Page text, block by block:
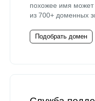
похожее имя может
из 700+ доменных
Подобрать домен